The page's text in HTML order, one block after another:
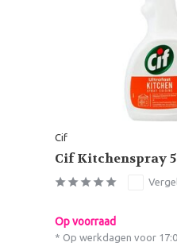
Cif
Cif Kitchenspray
Op voorraad
* Op werkdagen voor